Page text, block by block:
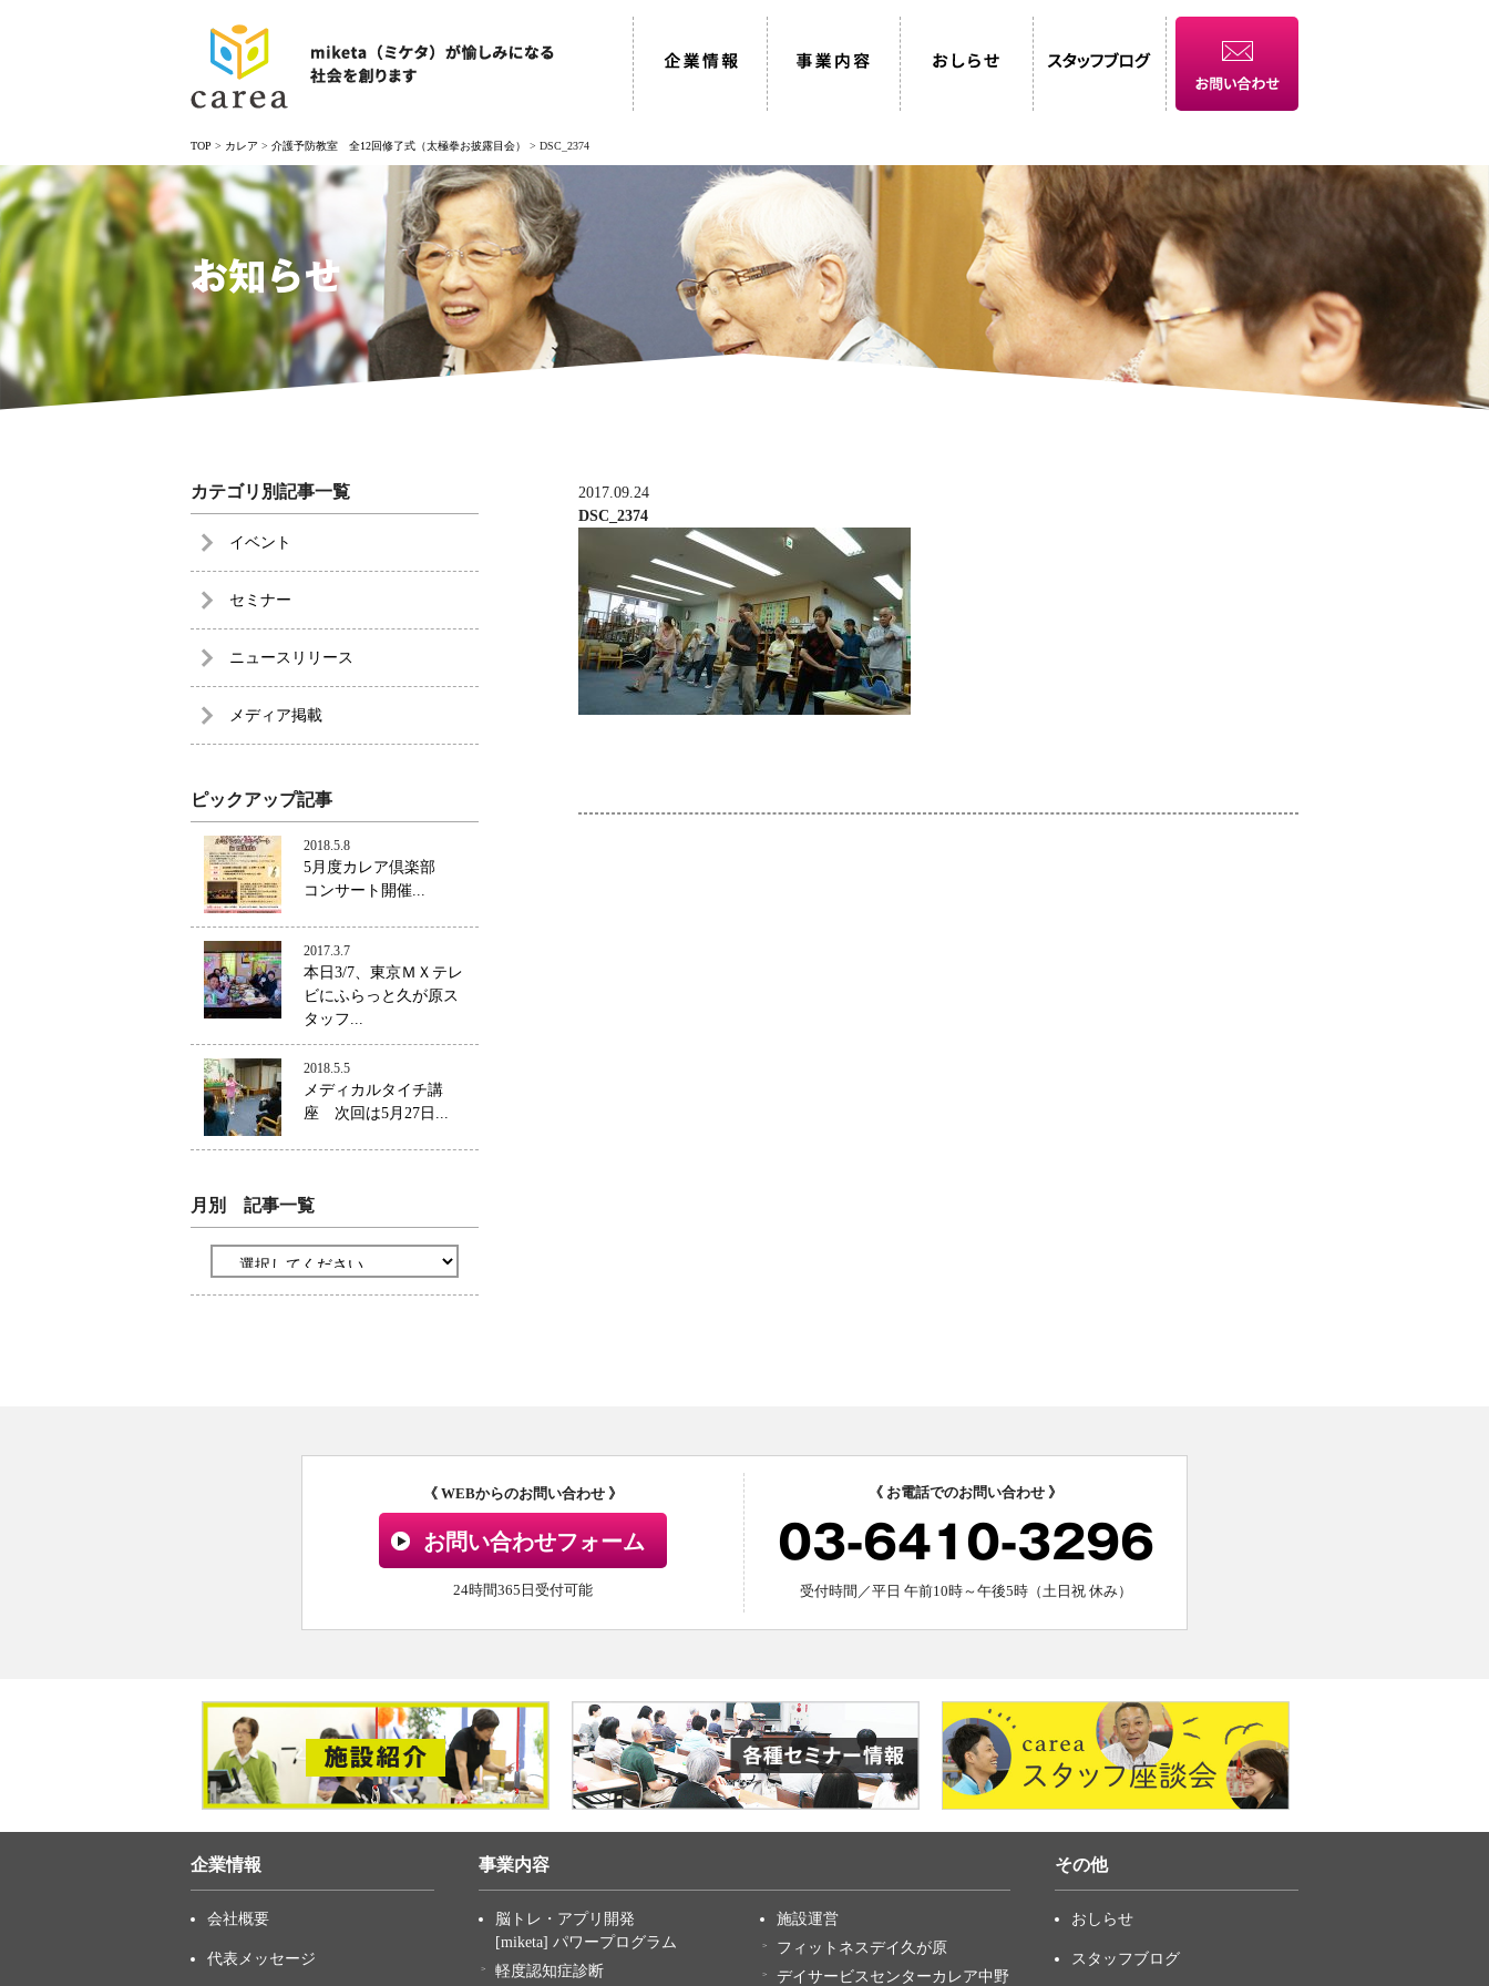
TOP > カレア > 介護予防教室 全12回修了式（太極拳お披露目会） > DSC_2374
お知らせ
2017.09.24
DSC_2374
カテゴリ別記事一覧
イベント
セミナー
ニュースリリース
メディア掲載
ピックアップ記事
2018.5.8
5月度カレア倶楽部
コンサート開催...
2017.3.7
本日3/7、東京ＭＸテレ
ビにふらっと久が原ス
タッフ...
2018.5.5
メディカルタイチ講
座 次回は5月27日...
月別 記事一覧
《 WEBからのお問い合わせ 》
お問い合わせフォーム
24時間365日受付可能
《 お電話でのお問い合わせ 》
03-6410-3296
受付時間／平日 午前10時～午後5時（土日祝 休み）
企業情報
会社概要
代表メッセージ
事業内容
脳トレ・アプリ開発
[miketa] パワープログラム
軽度認知症診断
施設運営
フィットネスデイ久が原
デイサービスセンターカレア中野
その他
おしらせ
スタッフブログ